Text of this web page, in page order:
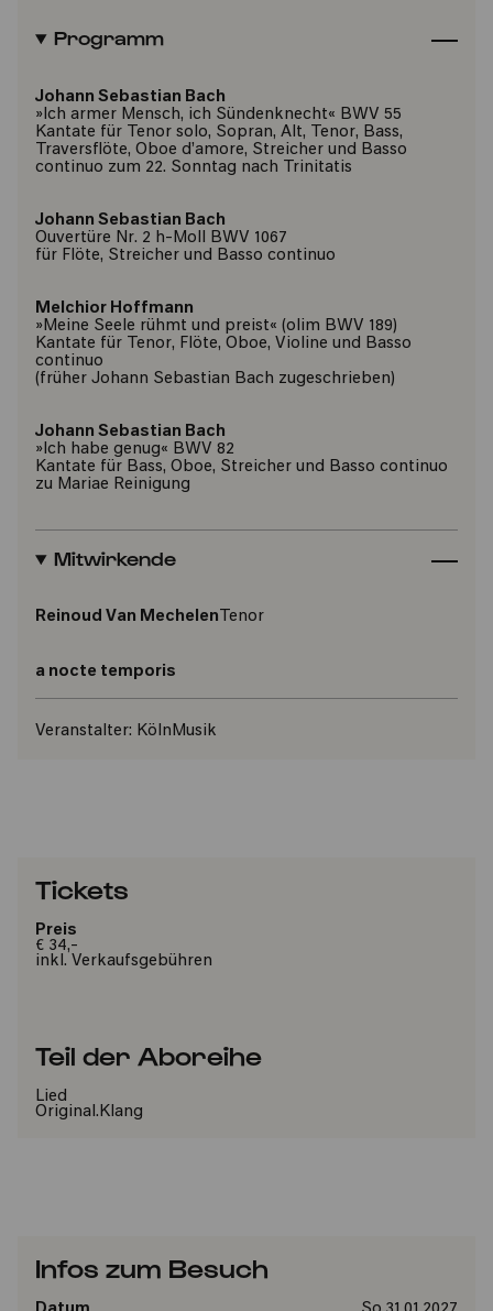
Programm
Johann Sebastian Bach
»Ich armer Mensch, ich Sündenknecht« BWV 55
Kantate für Tenor solo, Sopran, Alt, Tenor, Bass,
Traversflöte, Oboe d’amore, Streicher und Basso
continuo zum 22. Sonntag nach Trinitatis
Johann Sebastian Bach
Ouvertüre Nr. 2 h-Moll BWV 1067
für Flöte, Streicher und Basso continuo
Melchior Hoffmann
»Meine Seele rühmt und preist« (olim BWV 189)
Kantate für Tenor, Flöte, Oboe, Violine und Basso
continuo
(früher Johann Sebastian Bach zugeschrieben)
Johann Sebastian Bach
»Ich habe genug« BWV 82
Kantate für Bass, Oboe, Streicher und Basso continuo
zu Mariae Reinigung
Mitwirkende
Reinoud Van Mechelen Tenor
a nocte temporis
Veranstalter: KölnMusik
Tickets
Preis
€ 34,-
inkl. Verkaufsgebühren
Teil der Aboreihe
Lied
Original.Klang
Infos zum Besuch